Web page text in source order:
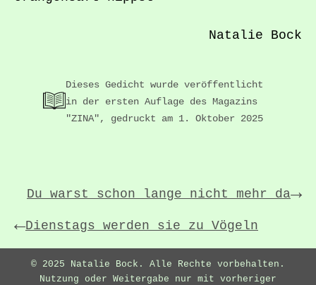
Natalie Bock
Dieses Gedicht wurde veröffentlicht
in der ersten Auflage des Magazins
"ZINA", gedruckt am 1. Oktober 2025
←Dienstags werden sie zu Vögeln
Du warst schon lange nicht mehr da→
© 2025 Natalie Bock. Alle Rechte vorbehalten.
Nutzung oder Weitergabe nur mit vorheriger